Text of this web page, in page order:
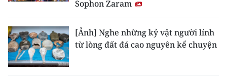
Sophon Zaram
[Ảnh] Nghe những kỷ vật người lính
từ lòng đất đá cao nguyên kể chuyện